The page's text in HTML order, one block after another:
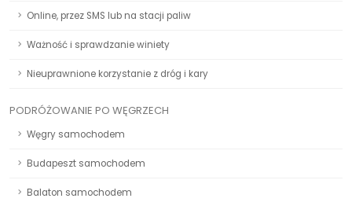
Online, przez SMS lub na stacji paliw
Ważność i sprawdzanie winiety
Nieuprawnione korzystanie z dróg i kary
PODRÓŻOWANIE PO WĘGRZECH
Węgry samochodem
Budapeszt samochodem
Balaton samochodem